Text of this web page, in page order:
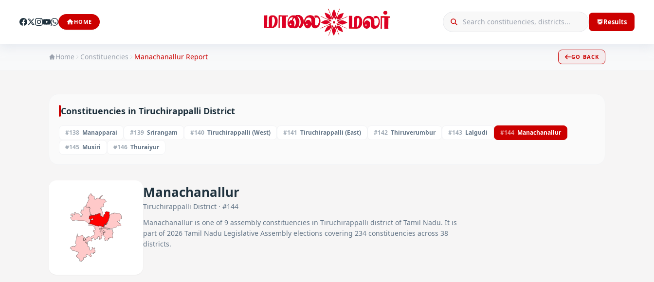
HOME Results
Home Constituencies Manachanallur Report GO BACK
Constituencies in Tiruchirappalli District
#138 Manapparai #139 Srirangam #140 Tiruchirappalli (West) #141 Tiruchirappalli (East) #142 Thiruverumbur #143 Lalgudi #144 Manachanallur
#145 Musiri #146 Thuraiyur
Manachanallur
Tiruchirappalli District · #144
Manachanallur is one of9 assembly constituencies in Tiruchirappalli district of Tamil Nadu. It is
part of 2026 Tamil Nadu Legislative Assembly elections covering 234 constituencies across 38
districts.